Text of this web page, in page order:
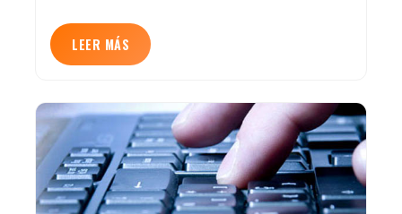
LEER MÁS